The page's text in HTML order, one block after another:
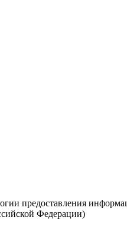
предоставления
Федерации)